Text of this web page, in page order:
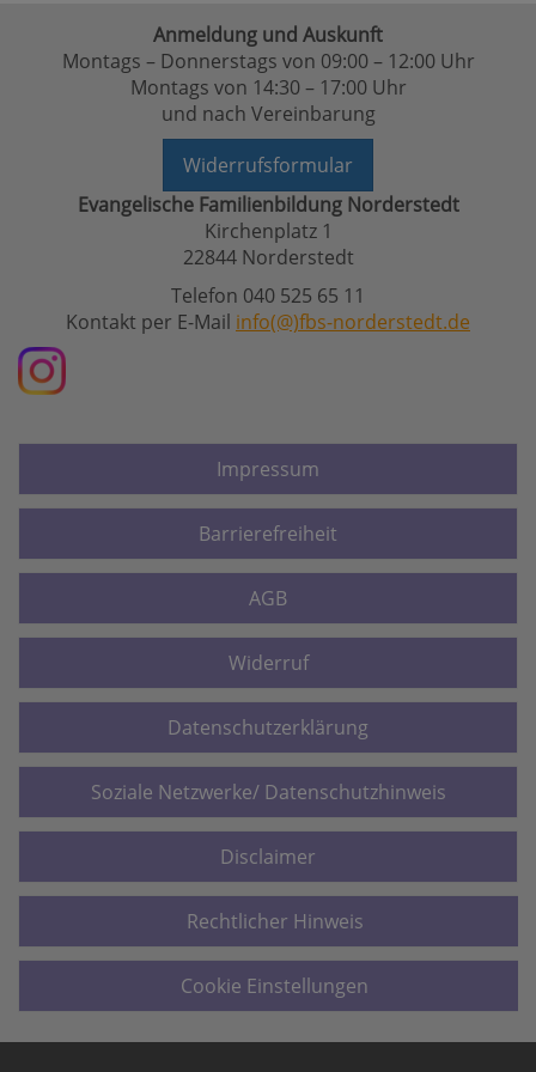
Anmeldung und Auskunft
Montags – Donnerstags von 09:00 – 12:00 Uhr
Montags von 14:30 – 17:00 Uhr
und nach Vereinbarung
Widerrufsformular
Evangelische Familienbildung Norderstedt
Kirchenplatz 1
22844 Norderstedt
Telefon 040 525 65 11
Kontakt per E-Mail info(@)fbs-norderstedt.de
Impressum
Barrierefreiheit
AGB
Widerruf
Datenschutzerklärung
Soziale Netzwerke/ Datenschutzhinweis
Disclaimer
Rechtlicher Hinweis
Cookie Einstellungen